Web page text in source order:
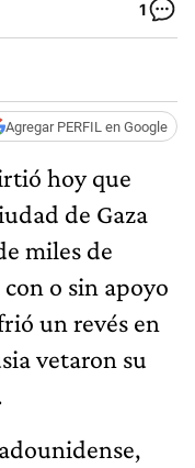
1
Agregar PERFIL en Google
hoy que
de Gaza
miles de
o sin apoyo
un revés en
vetaron su